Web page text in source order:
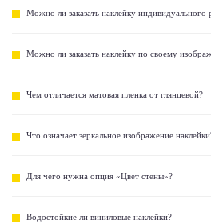
Можно ли заказать наклейку индивидуального
Можно ли заказать наклейку по своему
Чем отличается матовая пленка от глянцевой?
Что означает зеркальное изображение
Для чего нужна опция «Цвет стены»?
Водостойкие ли виниловые наклейки?